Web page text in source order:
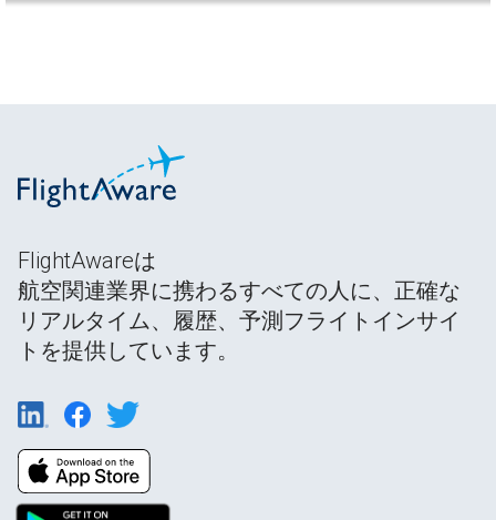
FlightAwareは
航空関連業界に携わるすべての人に、正確な
リアルタイム、履歴、予測フライトインサイ
トを提供しています。